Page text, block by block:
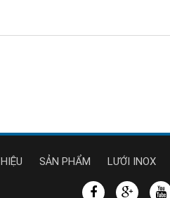
SẢN PHẨM LƯỚI INOX